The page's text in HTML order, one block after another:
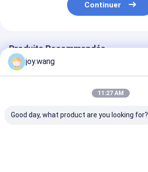
Continuer
Produits Recommandés
joy.wang
11:27 AM
Good day, what product are you looking for?